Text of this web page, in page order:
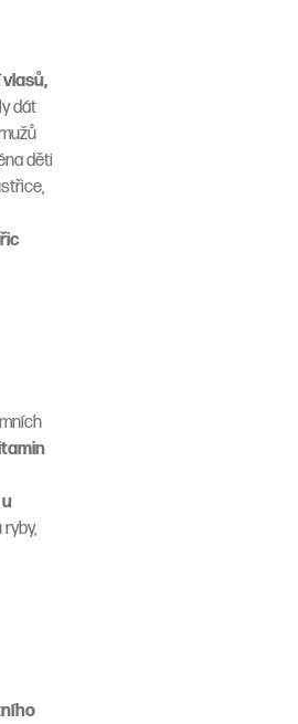
dát
děti